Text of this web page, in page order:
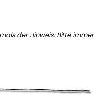
der Hinweis: Bitte immer